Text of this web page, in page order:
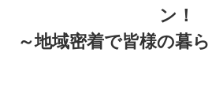
ン！
～地域密着で皆様の暮